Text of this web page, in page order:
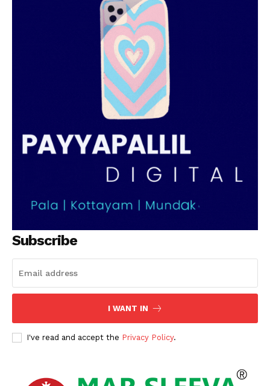
Subscribe
I WANT IN
I've read and accept the Privacy Policy.